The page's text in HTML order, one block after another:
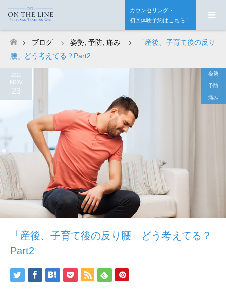
カウンセリング・
初回体験予約はこちら！
ホーム
ブログ 姿勢 予防 痛み
「産後、子育て後の反り
腰」どう考えてる？Part2
2021
NOV
23
姿勢
予防
痛み
「産後、子育て後の反り腰」どう考えてる？
Part2